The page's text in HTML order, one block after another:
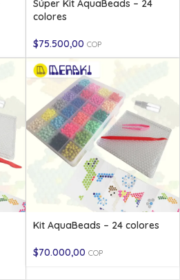
Súper Kit AquaBeads – 24
colores
$75.500,00 COP
Kit AquaBeads – 24 colores
$70.000,00 COP